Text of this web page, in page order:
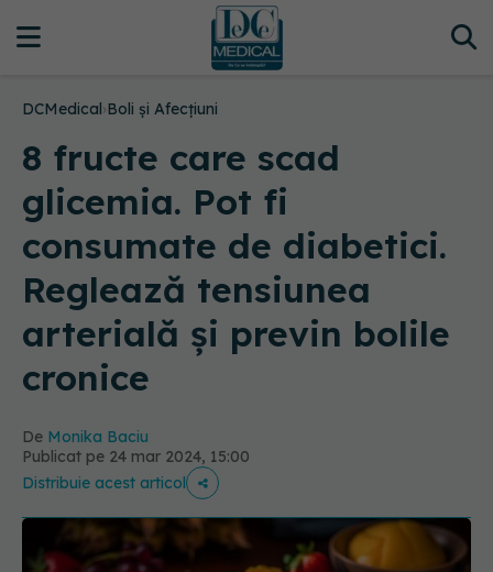
DCMedical›Boli și Afecțiuni
8 fructe care scad
glicemia. Pot fi
consumate de diabetici.
Reglează tensiunea
arterială și previn bolile
cronice
De Monika Baciu
Publicat pe 24 mar 2024, 15:00
Distribuie acest articol